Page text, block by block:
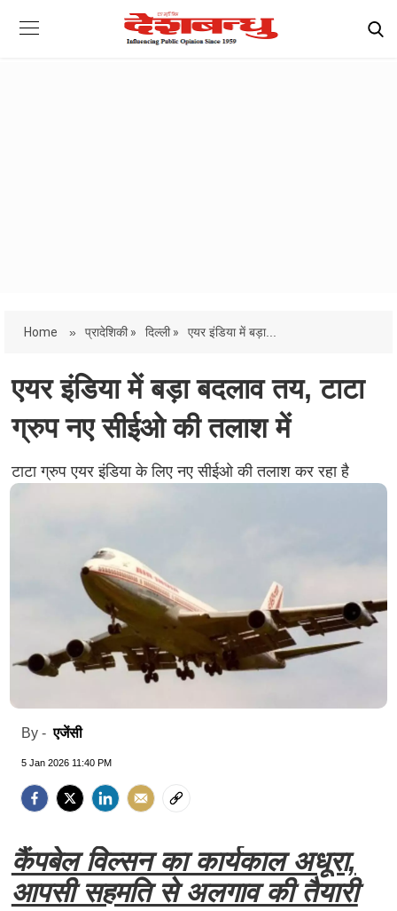
Home » प्रादेशिकी » दिल्ली » एयर इंडिया में बड़ा...
एयर इंडिया में बड़ा बदलाव तय, टाटा
ग्रुप नए सीईओ की तलाश में
टाटा ग्रुप एयर इंडिया के लिए नए सीईओ की तलाश कर रहा है
By -एजेंसी
5 Jan 2026 11:40 PM
कैंपबेल विल्सन का कार्यकाल अधूरा,
आपसी सहमति से अलगाव की तैयारी